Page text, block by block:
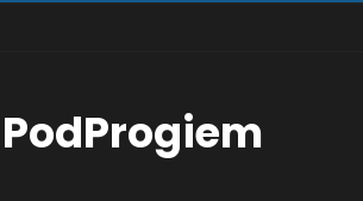
PodProgiem